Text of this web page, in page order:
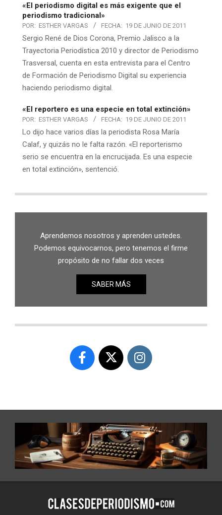
«El periodismo digital es más exigente que el
periodismo tradicional»
POR: ESTHER VARGAS FECHA: 19 DE JUNIO DE 2011
Sergio René de Dios Corona, Premio Jalisco a la
Trayectoria Periodística 2010 y director de Periodismo
Trasversal, cuenta en esta entrevista para el Centro
de Formación de Periodismo Digital su experiencia
haciendo periodismo digital.
«El reportero es una especie en total extinción»
POR: ESTHER VARGAS FECHA: 19 DE JUNIO DE 2011
Lo dijo hace varios días la periodista Rosa María
Calaf, y quizás no le falta razón. «El reporterismo
serio se encuentra en la encrucijada. Es una especie
en total extinción», sentenció.
Aprendemos nosotros y aprenden ustedes.
Podemos equivocarnos, pero tenemos el firme
propósito de no fallar dos veces
SABER MÁS